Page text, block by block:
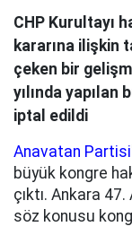
CHP Kurultayı
kararına ilişkin
çeken bir
yılında
iptal edildi
Anavatan Partisi
büyük kongre
çıktı. Ankara
söz konusu